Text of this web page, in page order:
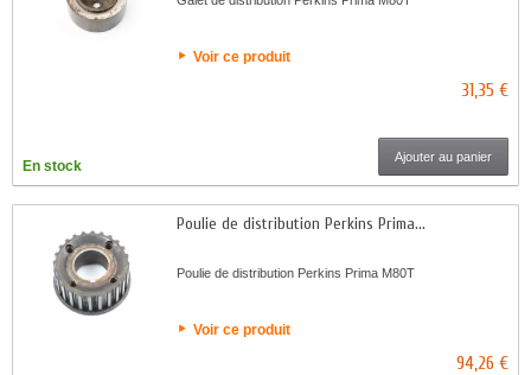
Voir ce produit
31,35 €
En stock
Ajouter au panier
Poulie de distribution Perkins Prima...
Poulie de distribution Perkins Prima M80T
Voir ce produit
94,26 €